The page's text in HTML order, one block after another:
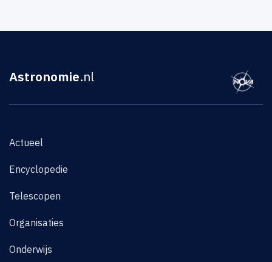
Astronomie.nl
Actueel
Encyclopedie
Telescopen
Organisaties
Onderwijs